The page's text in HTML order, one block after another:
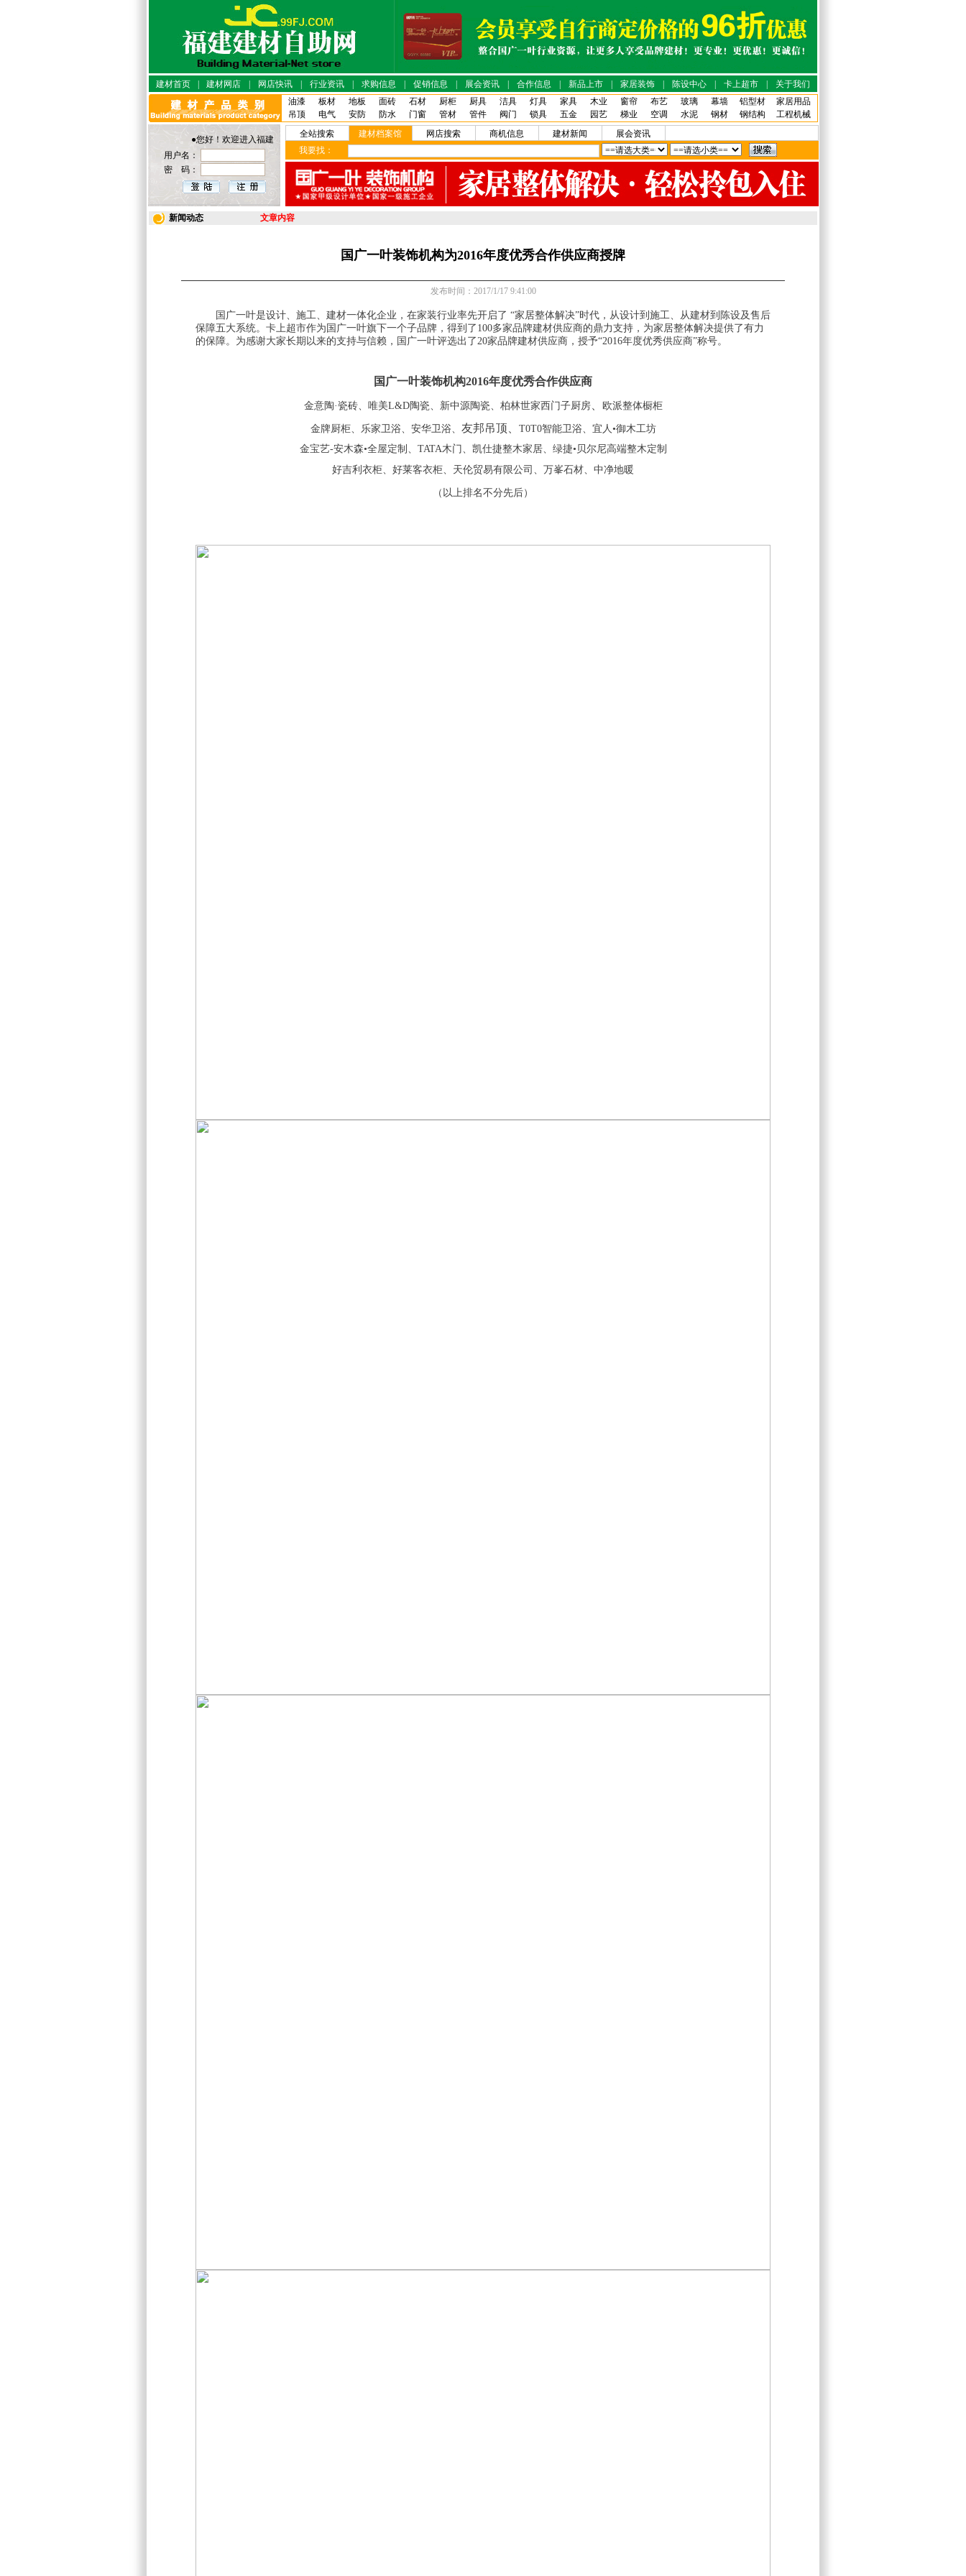
建材首页 建材网店 网店快讯 行业资讯 求购信息 促销信息 展会资讯 合作信息 新品上市 家居装饰 陈设中心 卡上超市
关于我们
油漆
板材 地板 面砖 石材 厨柜 厨具 洁具 灯具 家具 木业 窗帘 布艺 玻璃 幕墙 铝型材
家居用品
吊顶
电气 安防 防水 门窗 管材 管件 阀门 锁具 五金 园艺 梯业 空调 水泥 钢材 钢结构 工程机械
●您好！欢迎进入福建建材·自助网店！
用户名：
密 码：
全站搜索 建材档案馆 网店搜索 商机信息 建材新闻
展会资讯
我要找：
新闻动态 文章内容
国广一叶装饰机构为2016年度优秀合作供应商授牌
发布时间：2017/1/17 9:41:00
国广一叶是设计、施工、建材一体化企业，在家装行业率先开启了 “家居整体解决”时代，从设计到施工、从建材到陈设及售后
保障五大系统。卡上超市作为国广一叶旗下一个子品牌，得到了100多家品牌建材供应商的鼎力支持，为家居整体解决提供了有力
的保障。为感谢大家长期以来的支持与信赖，国广一叶评选出了20家品牌建材供应商，授予“2016年度优秀供应商”称号。
国广一叶装饰机构2016年度优秀合作供应商
金意陶·瓷砖、唯美L&D陶瓷、 新中源陶瓷、柏林世家西门子厨房、 欧派整体橱柜
金牌厨柜、 乐家卫浴、安华卫浴、 友邦吊顶、 T0T0智能卫浴、宜人•御木工坊
金宝艺-安木森•全屋定制、 TATA木门、凯仕捷整木家居、 绿捷•贝尔尼高端整木定制
好吉利衣柜、好莱客衣柜、 天伦贸易有限公司、万峯石材、 中净地暖
（以上排名不分先后）